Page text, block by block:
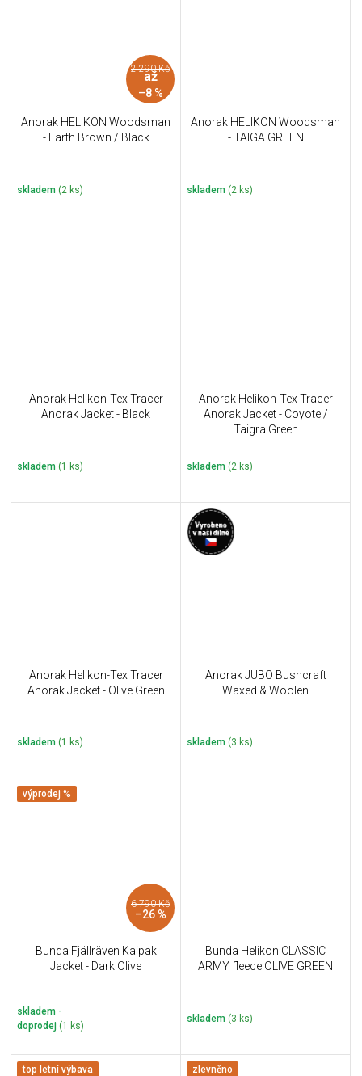
2 290 Kč
až
–8 %
Anorak HELIKON Woodsman
- Earth Brown / Black
skladem (2 ks)
Anorak HELIKON Woodsman
- TAIGA GREEN
skladem (2 ks)
Anorak Helikon-Tex Tracer
Anorak Jacket - Black
skladem (1 ks)
Anorak Helikon-Tex Tracer
Anorak Jacket - Coyote /
Taigra Green
skladem (2 ks)
Anorak Helikon-Tex Tracer
Anorak Jacket - Olive Green
skladem (1 ks)
Anorak JUBÖ Bushcraft
Waxed & Woolen
skladem (3 ks)
výprodej %
6 790 Kč
–26 %
Bunda Fjällräven Kaipak
Jacket - Dark Olive
skladem -
doprodej (1 ks)
Bunda Helikon CLASSIC
ARMY fleece OLIVE GREEN
skladem (3 ks)
top letní výbava zlevněno